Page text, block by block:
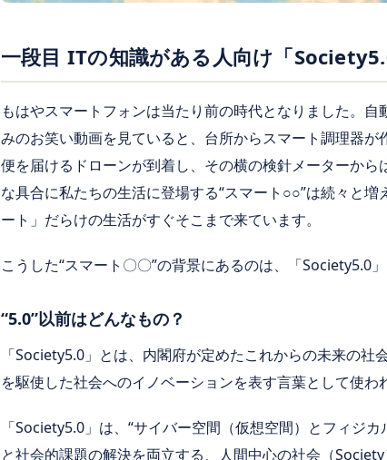
一段目 ITの知識がある人向け「
もはやスマートフォンは当たり前の時代となりました。
みのお笑い動画を見ていると、台所からスマート調理器
便を届けるドローンが到着し、その横の検針メーターか
な具合に私たちの生活に登場する“スマート○○”は続々と
ート」だらけの生活がすぐそこまで来ています。
こうした“スマート〇〇”の背景にあるのは、「Society5.0
“5.0”以前はどんなもの？
「Society5.0」とは、内閣府が定めたこれからの未来の
を駆使した社会へのイノベーションを表す言葉として使わ
「Society5.0」は、“サイバー空間（仮想空間）とフィジ
と社会的課題の解決を両立する、人間中心の社会（Society